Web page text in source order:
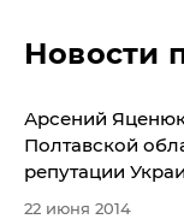
Новости
Арсений
Полтавской
репутации
22 июня 2014